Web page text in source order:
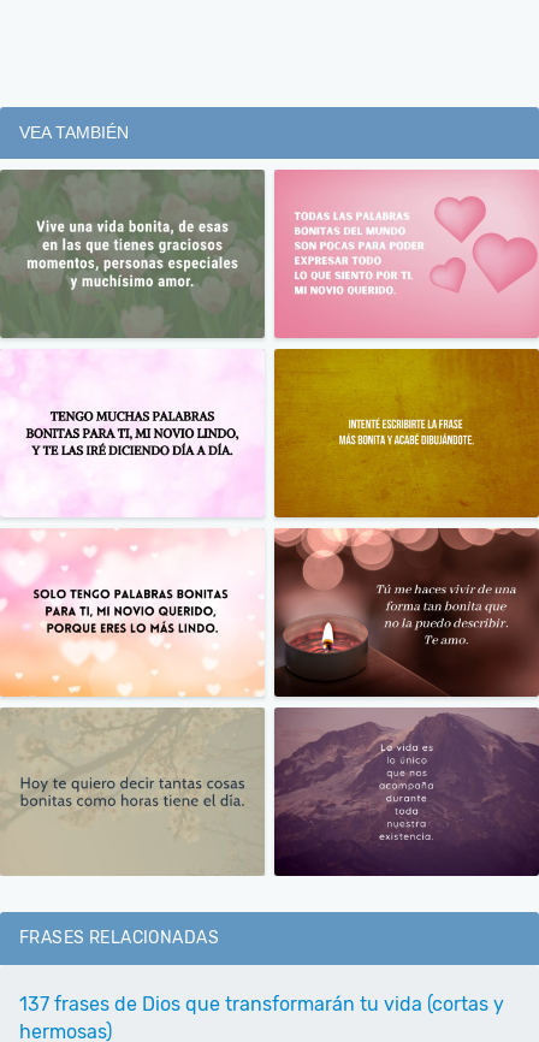
VEA TAMBIÉN
FRASES RELACIONADAS
137 frases de Dios que transformarán tu vida (cortas y
hermosas)